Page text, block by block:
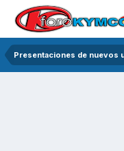
Presentaciones de nuevos